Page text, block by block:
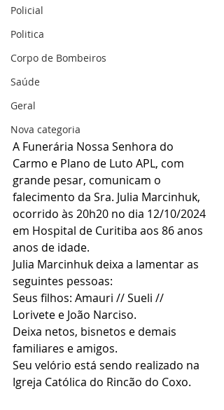
Policial
Politica
Corpo de Bombeiros
Saúde
Geral
Nova categoria
A Funerária Nossa Senhora do
Carmo e Plano de Luto APL, com
grande pesar, comunicam o
falecimento da Sra. Julia Marcinhuk,
ocorrido às 20h20 no dia 12/10/2024
em Hospital de Curitiba aos 86 anos
anos de idade.
Julia Marcinhuk deixa a lamentar as
seguintes pessoas:
Seus filhos: Amauri // Sueli //
Lorivete e João Narciso.
Deixa netos, bisnetos e demais
familiares e amigos.
Seu velório está sendo realizado na
Igreja Católica do Rincão do Coxo.